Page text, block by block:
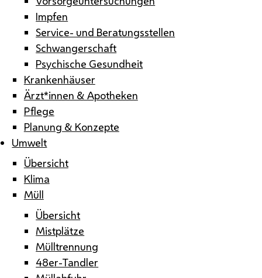
Impfen
Service- und Beratungsstellen
Schwangerschaft
Psychische Gesundheit
Krankenhäuser
Ärzt*innen & Apotheken
Pflege
Planung & Konzepte
Umwelt
Übersicht
Klima
Müll
Übersicht
Mistplätze
Mülltrennung
48er-Tandler